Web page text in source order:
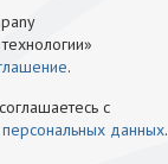
.
с
данных.